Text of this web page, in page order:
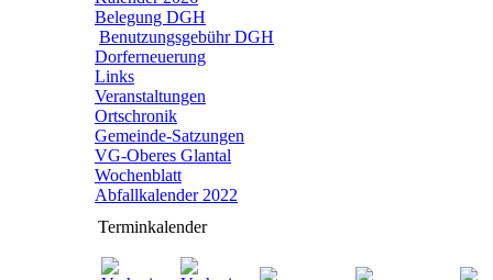
Belegung DGH
Benutzungsgebühr DGH
Dorferneuerung
Links
Veranstaltungen
Ortschronik
Gemeinde-Satzungen
VG-Oberes Glantal
Wochenblatt
Abfallkalender 2022
Terminkalender